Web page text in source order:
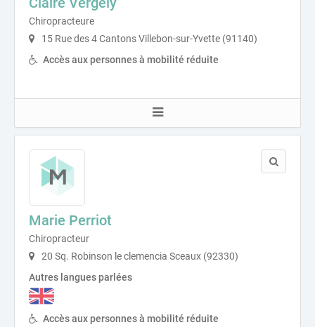
Chiropracteure
15 Rue des 4 Cantons Villebon-sur-Yvette (91140)
Accès aux personnes à mobilité réduite
Marie Perriot
Chiropracteur
20 Sq. Robinson le clemencia Sceaux (92330)
Autres langues parlées
Accès aux personnes à mobilité réduite